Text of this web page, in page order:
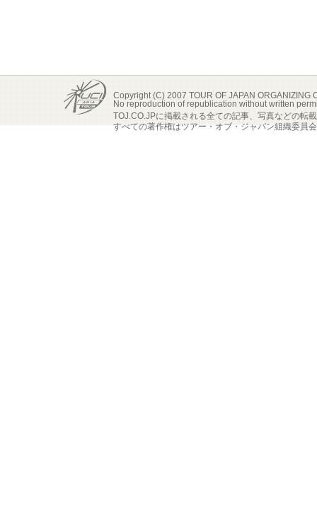
Copyright (C) 2007 TOUR OF JAPAN ORGANIZING
No reproduction of republication without written
TOJ.CO.JPに掲載される全ての記事、写真などの転
すべての著作権はツアー・オブ・ジャパン組織委員